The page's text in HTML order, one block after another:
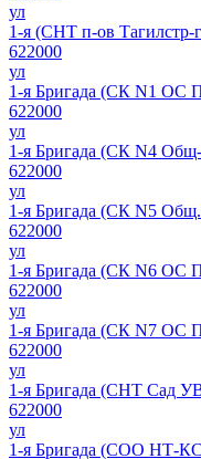
ул
1-я (СНТ п-ов Тагилстр-
622000
ул
1-я Бригада (СК N1 ОС
622000
ул
1-я Бригада (СК N4
622000
ул
1-я Бригада (СК N5
622000
ул
1-я Бригада (СК N6 ОС
622000
ул
1-я Бригада (СК N7 ОС
622000
ул
1-я Бригада (СНТ Сад
622000
ул
1-я Бригада (СОО НТ-